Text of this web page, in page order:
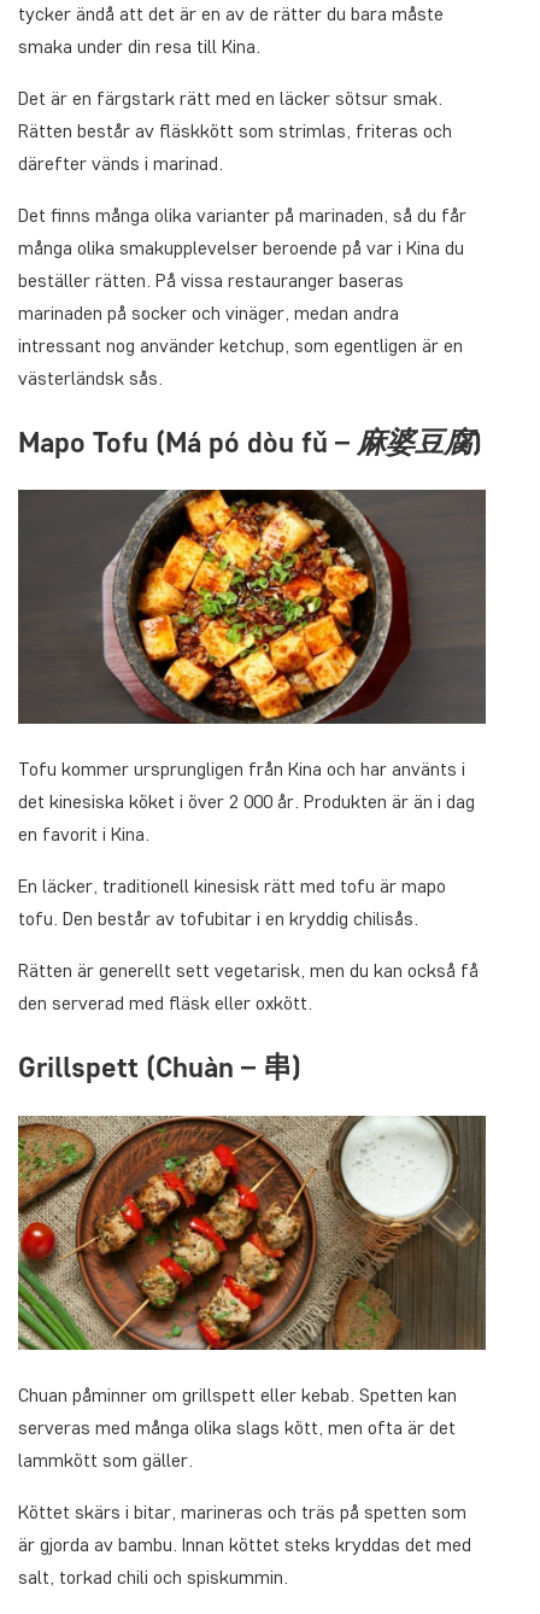
tycker ändå att det är en av de rätter du bara måste
smaka under din resa till Kina.
Det är en färgstark rätt med en läcker sötsur smak.
Rätten består av fläskkött som strimlas, friteras och
därefter vänds i marinad.
Det finns många olika varianter på marinaden, så du får
många olika smakupplevelser beroende på var i Kina du
beställer rätten. På vissa restauranger baseras
marinaden på socker och vinäger, medan andra
intressant nog använder ketchup, som egentligen är en
västerländsk sås.
Mapo Tofu (Má pó dòu fǔ – 麻婆豆腐)
Tofu kommer ursprungligen från Kina och har använts i
det kinesiska köket i över 2 000 år. Produkten är än i dag
en favorit i Kina.
En läcker, traditionell kinesisk rätt med tofu är mapo
tofu. Den består av tofubitar i en kryddig chilisås.
Rätten är generellt sett vegetarisk, men du kan också få
den serverad med fläsk eller oxkött.
Grillspett (Chuàn – 串)
Chuan påminner om grillspett eller kebab. Spetten kan
serveras med många olika slags kött, men ofta är det
lammkött som gäller.
Köttet skärs i bitar, marineras och träs på spetten som
är gjorda av bambu. Innan köttet steks kryddas det med
salt, torkad chili och spiskummin.